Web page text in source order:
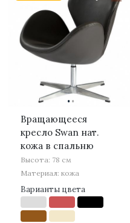
··
Вращающееся
кресло Swan нат.
кожа в спальню
Высота: 78 см
Материал: кожа
Варианты цвета